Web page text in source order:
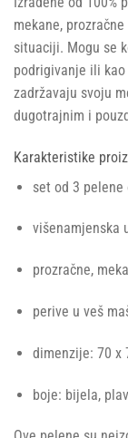
mekane,
situaciji. Mogu se
podrigivanje ili
zadržavaju svoju
dugotrajnim i
Karakteristike
set od 3 pelene
višenamjenska
prozračne,
perive u veš
dimenzije: 70 x
boje: bijela,